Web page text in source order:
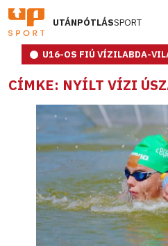
UTÁNPÓTLÁSSPORT
U16-OS FIÚ VÍZILABDA-
CÍMKE: NYÍLT VÍZI